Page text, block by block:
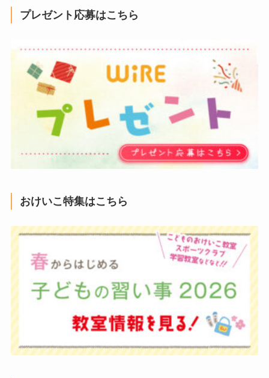
プレゼント応募はこちら
おけいこ特集はこちら